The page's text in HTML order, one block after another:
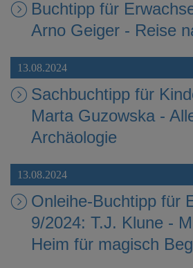
Buchtipp für
Arno Geiger - Reise
13.08.2024
Sachbuchtipp für
Marta Guzowska -
Archäologie
13.08.2024
Onleihe-Buchtipp für
9/2024: T.J. Klune -
Heim für magisch